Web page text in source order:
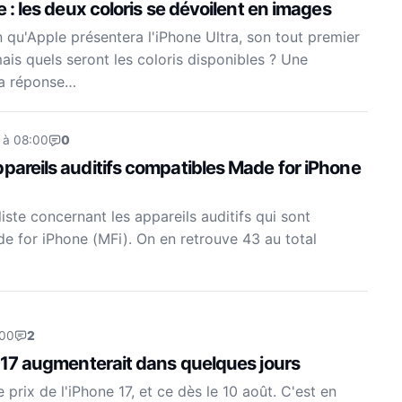
: les deux coloris se dévoilent en images
présentera l'iPhone Ultra, son tout premier
quels seront les coloris disponibles ? Une
réponse…
08:00 0
auditifs compatibles Made for iPhone
concernant les appareils auditifs qui sont
for iPhone (MFi). On en retrouve 43 au total
2
17 augmenterait dans quelques jours
prix de l'iPhone 17, et ce dès le 10 août. C'est en